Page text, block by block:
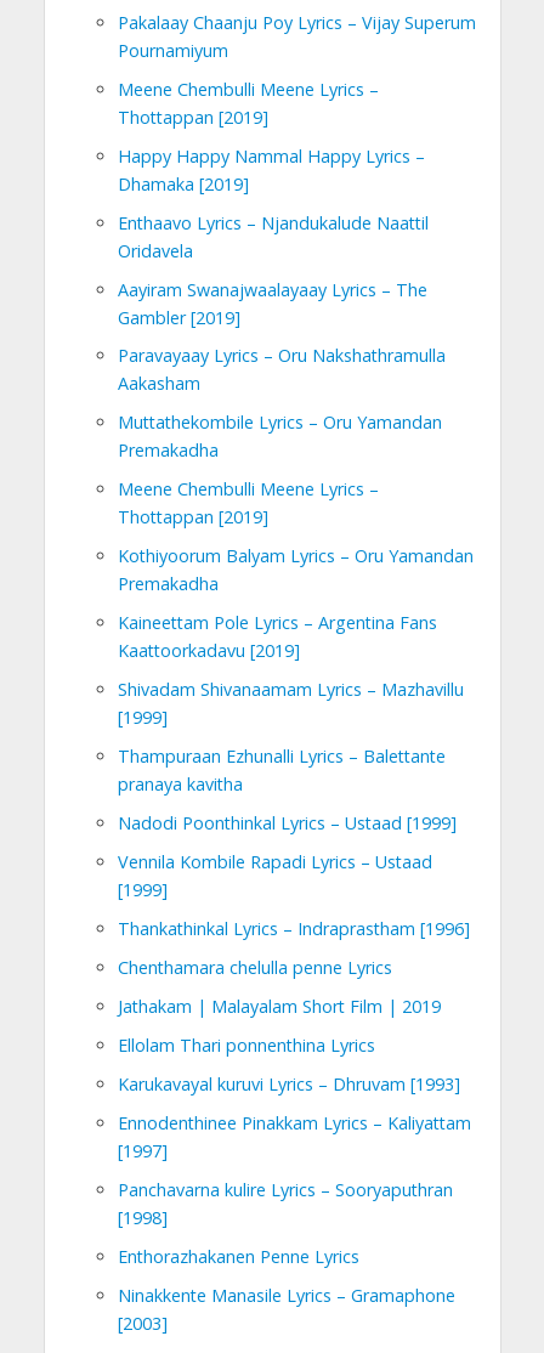
Pakalaay Chaanju Poy Lyrics – Vijay Superum
Pournamiyum
Meene Chembulli Meene Lyrics –
Thottappan [2019]
Happy Happy Nammal Happy Lyrics –
Dhamaka [2019]
Enthaavo Lyrics – Njandukalude Naattil
Oridavela
Aayiram Swanajwaalayaay Lyrics – The
Gambler [2019]
Paravayaay Lyrics – Oru Nakshathramulla
Aakasham
Muttathekombile Lyrics – Oru Yamandan
Premakadha
Meene Chembulli Meene Lyrics –
Thottappan [2019]
Kothiyoorum Balyam Lyrics – Oru Yamandan
Premakadha
Kaineettam Pole Lyrics – Argentina Fans
Kaattoorkadavu [2019]
Shivadam Shivanaamam Lyrics – Mazhavillu
[1999]
Thampuraan Ezhunalli Lyrics – Balettante
pranaya kavitha
Nadodi Poonthinkal Lyrics – Ustaad [1999]
Vennila Kombile Rapadi Lyrics – Ustaad
[1999]
Thankathinkal Lyrics – Indraprastham [1996]
Chenthamara chelulla penne Lyrics
Jathakam | Malayalam Short Film | 2019
Ellolam Thari ponnenthina Lyrics
Karukavayal kuruvi Lyrics – Dhruvam [1993]
Ennodenthinee Pinakkam Lyrics – Kaliyattam
[1997]
Panchavarna kulire Lyrics – Sooryaputhran
[1998]
Enthorazhakanen Penne Lyrics
Ninakkente Manasile Lyrics – Gramaphone
[2003]